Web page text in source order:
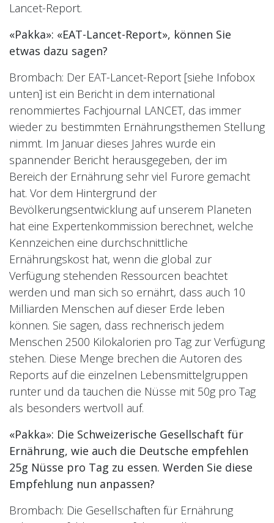
Lancet-Report.
«Pakka»: «EAT-Lancet-Report», können Sie
etwas dazu sagen?
Brombach: Der EAT-Lancet-Report [siehe Infobox
unten] ist ein Bericht in dem international
renommiertes Fachjournal LANCET, das immer
wieder zu bestimmten Ernährungsthemen Stellung
nimmt. Im Januar dieses Jahres wurde ein
spannender Bericht herausgegeben, der im
Bereich der Ernährung sehr viel Furore gemacht
hat. Vor dem Hintergrund der
Bevölkerungsentwicklung auf unserem Planeten
hat eine Expertenkommission berechnet, welche
Kennzeichen eine durchschnittliche
Ernährungskost hat, wenn die global zur
Verfügung stehenden Ressourcen beachtet
werden und man sich so ernährt, dass auch 10
Milliarden Menschen auf dieser Erde leben
können. Sie sagen, dass rechnerisch jedem
Menschen 2500 Kilokalorien pro Tag zur Verfügung
stehen. Diese Menge brechen die Autoren des
Reports auf die einzelnen Lebensmittelgruppen
runter und da tauchen die Nüsse mit 50g pro Tag
als besonders wertvoll auf.
«Pakka»: Die Schweizerische Gesellschaft für
Ernährung, wie auch die Deutsche empfehlen
25g Nüsse pro Tag zu essen. Werden Sie diese
Empfehlung nun anpassen?
Brombach: Die Gesellschaften für Ernährung